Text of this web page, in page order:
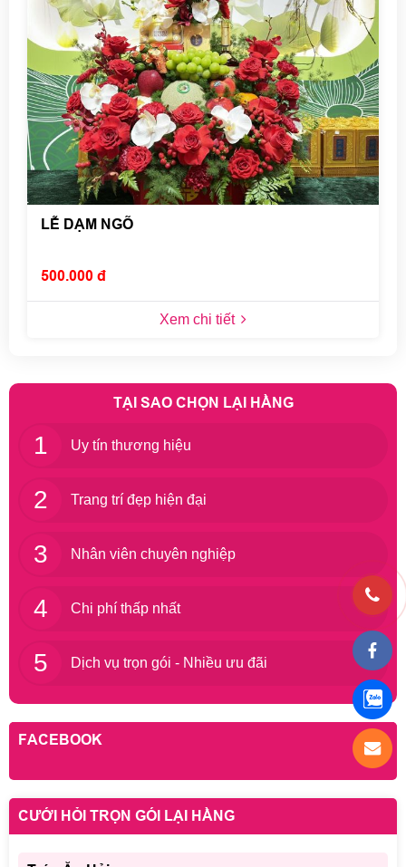
LỄ DẠM NGÕ
500.000 đ
Xem chi tiết
TẠI SAO CHỌN LẠI HẰNG
1 Uy tín thương hiệu
2 Trang trí đẹp hiện đại
3 Nhân viên chuyên nghiệp
4 Chi phí thấp nhất
5 Dịch vụ trọn gói - Nhiều ưu đãi
FACEBOOK
CƯỚI HỎI TRỌN GÓI LẠI HẰNG